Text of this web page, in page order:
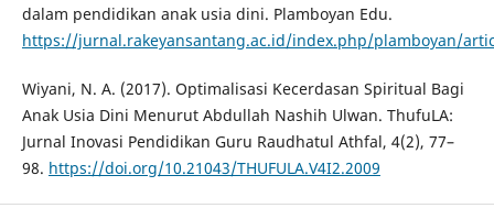
dalam pendidikan anak usia dini. Plamboyan Edu.
https://jurnal.rakeyansantang.ac.id/index.php/plamboyan/
Wiyani, N. A. (2017). Optimalisasi Kecerdasan Spiritual Bagi
Anak Usia Dini Menurut Abdullah Nashih Ulwan. ThufuLA:
Jurnal Inovasi Pendidikan Guru Raudhatul Athfal, 4(2), 77–
98. https://doi.org/10.21043/THUFULA.V4I2.2009